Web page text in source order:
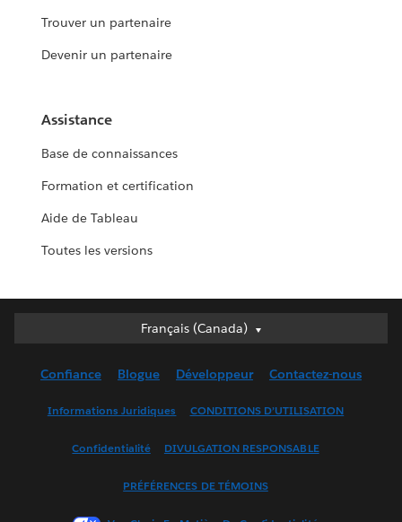
Trouver un partenaire
Devenir un partenaire
Assistance
Base de connaissances
Formation et certification
Aide de Tableau
Toutes les versions
Français (Canada)
Français (Canada)
English (UK)
Français (France)
Confiance Blogue Développeur Contactez-nous
Informations Juridiques CONDITIONS D’UTILISATION
Confidentialité DIVULGATION RESPONSABLE
PRÉFÉRENCES DE TÉMOINS